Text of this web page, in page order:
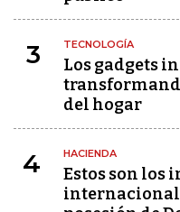
3 TECNOLOGÍA
Los gadgets
del hogar
4 HACIENDA
Estos son los